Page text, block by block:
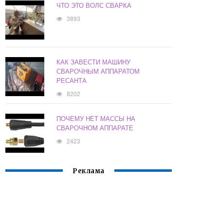
ЧТО ЭТО ВОЛС СВАРКА
3893
КАК ЗАВЕСТИ МАШИНУ
СВАРОЧНЫМ АППАРАТОМ
РЕСАНТА
8202
ПОЧЕМУ НЕТ МАССЫ НА
СВАРОЧНОМ АППАРАТЕ
2423
Реклама